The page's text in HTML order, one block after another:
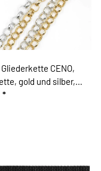
CENO,
gold und silber,
*